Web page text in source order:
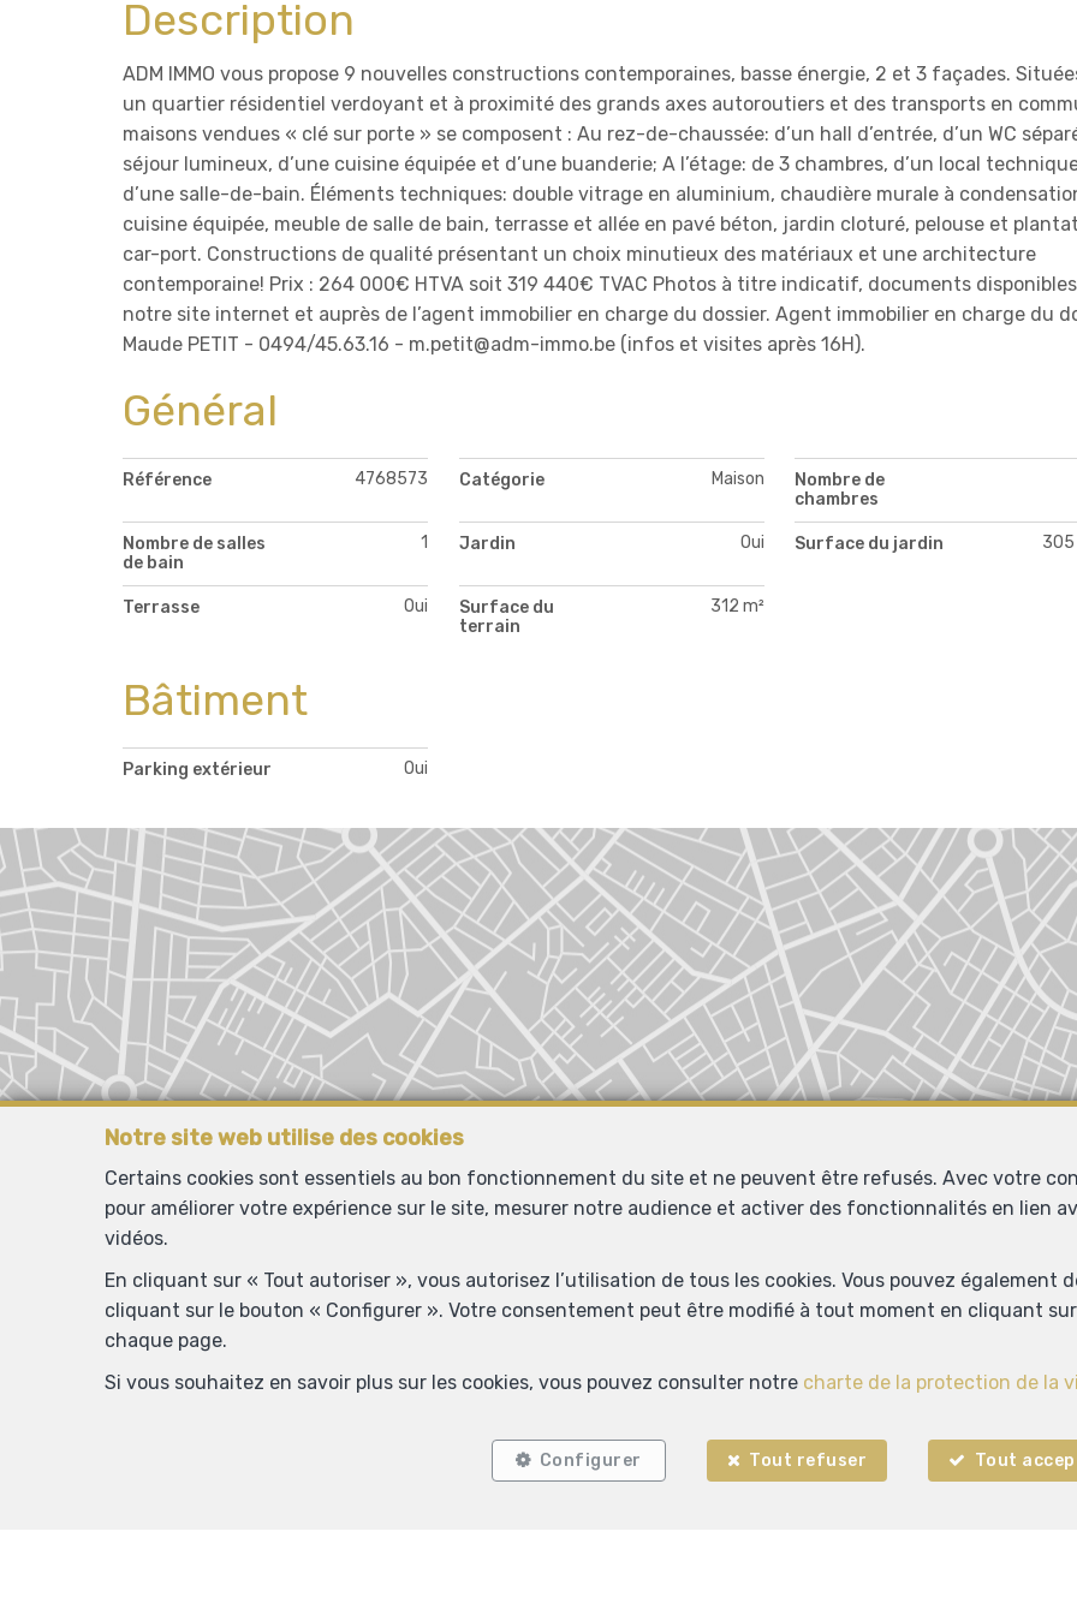
Description
ADM IMMO vous propose 9 nouvelles constructions contemporaines, basse énergie, 2 et 3 façades.
un quartier résidentiel verdoyant et à proximité des grands axes autoroutiers et des transports en
maisons vendues « clé sur porte » se composent : Au rez-de-chaussée: d’un hall d’entrée, d’un WC
séjour lumineux, d’une cuisine équipée et d’une buanderie; A l’étage: de 3 chambres, d’un local
d’une salle-de-bain. Éléments techniques: double vitrage en aluminium, chaudière murale à
cuisine équipée, meuble de salle de bain, terrasse et allée en pavé béton, jardin cloturé, pelouse et
car-port. Constructions de qualité présentant un choix minutieux des matériaux et une architecture
contemporaine! Prix : 264 000€ HTVA soit 319 440€ TVAC Photos à titre indicatif, documents
notre site internet et auprès de l’agent immobilier en charge du dossier. Agent immobilier en charge du
Maude PETIT - 0494/45.63.16 - m.petit@adm-immo.be (infos et visites après 16H).
Général
Référence 4768573 Catégorie Maison
Nombre de
chambres
Nombre de salles
de bain
1 Jardin Oui Surface du jardin 305
Terrasse Oui
Surface du
terrain
312 m²
Bâtiment
Parking extérieur Oui
Localiser sur la carte
Notre site web utilise des cookies
Certains cookies sont essentiels au bon fonctionnement du site et ne peuvent être refusés. Avec votre
pour améliorer votre expérience sur le site, mesurer notre audience et activer des fonctionnalités en lien
vidéos.
En cliquant sur « Tout autoriser », vous autorisez l’utilisation de tous les cookies. Vous pouvez également
cliquant sur le bouton « Configurer ». Votre consentement peut être modifié à tout moment en cliquant
chaque page.
Si vous souhaitez en savoir plus sur les cookies, vous pouvez consulter notre charte de la protection de la
Configurer Tout refuser Tout